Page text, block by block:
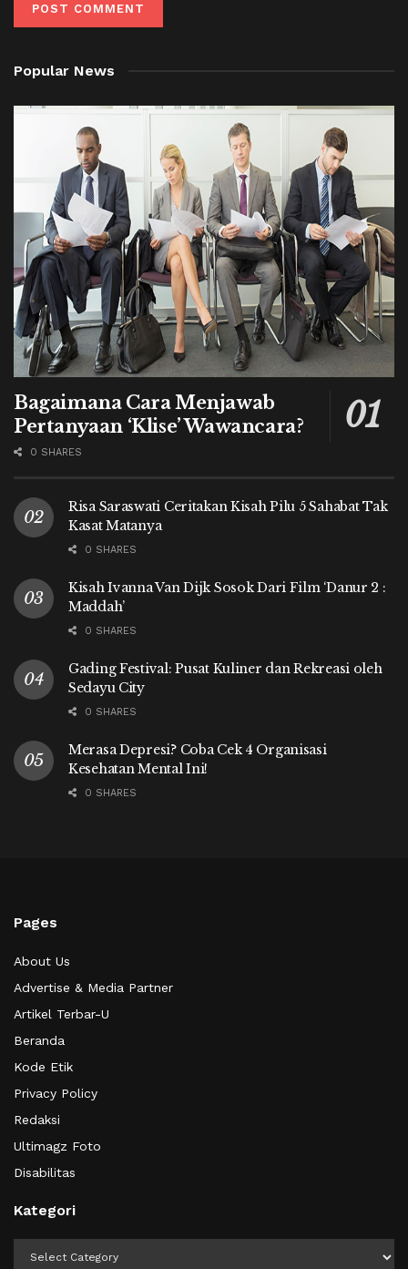
Popular News
Bagaimana Cara Menjawab
Pertanyaan ‘Klise’ Wawancara?
0 SHARES
Risa Saraswati Ceritakan Kisah Pilu 5 Sahabat Tak
Kasat Matanya
0 SHARES
Kisah Ivanna Van Dijk Sosok Dari Film ‘Danur 2 :
Maddah’
0 SHARES
Gading Festival: Pusat Kuliner dan Rekreasi oleh
Sedayu City
0 SHARES
Merasa Depresi? Coba Cek 4 Organisasi
Kesehatan Mental Ini!
0 SHARES
Pages
About Us
Advertise & Media Partner
Artikel Terbar-U
Beranda
Kode Etik
Privacy Policy
Redaksi
Ultimagz Foto
Disabilitas
Kategori